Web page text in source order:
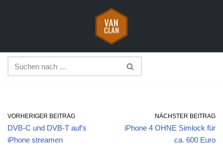
springen
VORHERIGER BEITRAG
DVB-C und DVB-T auf’s
iPhone streamen
NÄCHSTER BEITRAG
iPhone 4 OHNE Simlock für
ca. 600 Euro